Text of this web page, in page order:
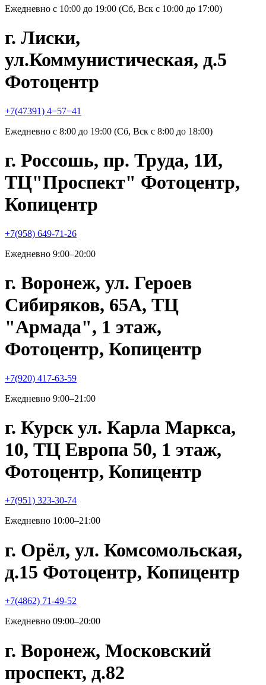
Ежедневно с 10:00 до 19:00 (Сб, Вск с 10:00 до 17:00)
г. Лиски,
ул.Коммунистическая, д.5
Фотоцентр
+7(47391) 4−57−41
Ежедневно с 8:00 до 19:00 (Сб, Вск с 8:00 до 18:00)
г. Россошь, пр. Труда, 1И,
ТЦ"Проспект" Фотоцентр,
Копицентр
+7(958) 649-71-26
Ежедневно 9:00–20:00
г. Воронеж, ул. Героев
Сибиряков, 65А, ТЦ
"Армада", 1 этаж,
Фотоцентр, Копицентр
+7(920) 417-63-59
Ежедневно 9:00–21:00
г. Курск ул. Карла Маркса,
10, ТЦ Европа 50, 1 этаж,
Фотоцентр, Копицентр
+7(951) 323-30-74
Ежедневно 10:00–21:00
г. Орёл, ул. Комсомольская,
д.15 Фотоцентр, Копицентр
+7(4862) 71-49-52
Ежедневно 09:00–20:00
г. Воронеж, Московский
проспект, д.82